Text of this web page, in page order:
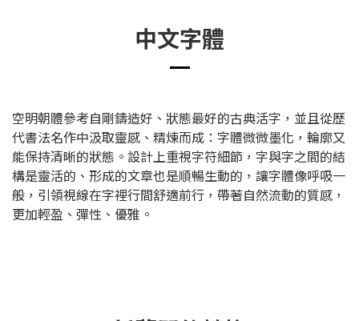
中文字體
空明朝體參考自剛鑄造好、狀態最好的古典活字，並且從歷
代書法名作中汲取靈感、精煉而成：字體微微墨化，輪廓又
能保持清晰的狀態。設計上重視字符細節，字與字之間的結
構是靈活的、形成的文章也是順暢生動的，讓字體像呼吸一
般，引領視線在字裡行間舒適前行，帶著自然流動的質感，
更加輕盈、彈性、優雅。